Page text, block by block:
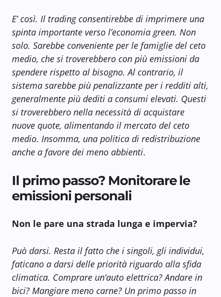
E’ così. Il trading consentirebbe di imprimere una
spinta importante verso l’economia green. Non
solo. Sarebbe conveniente per le famiglie del ceto
medio, che si troverebbero con più emissioni da
spendere rispetto al bisogno. Al contrario, il
sistema sarebbe più penalizzante per i redditi alti,
generalmente più dediti a consumi elevati. Questi
si troverebbero nella necessità di acquistare
nuove quote, alimentando il mercato del ceto
medio. Insomma, una politica di redistribuzione
anche a favore dei meno abbienti.
Il primo passo? Monitorare le
emissioni personali
Non le pare una strada lunga e impervia?
Può darsi. Resta il fatto che i singoli, gli individui,
faticano a darsi delle priorità riguardo alla sfida
climatica. Comprare un’auto elettrica? Andare in
bici? Mangiare meno carne? Un primo passo in